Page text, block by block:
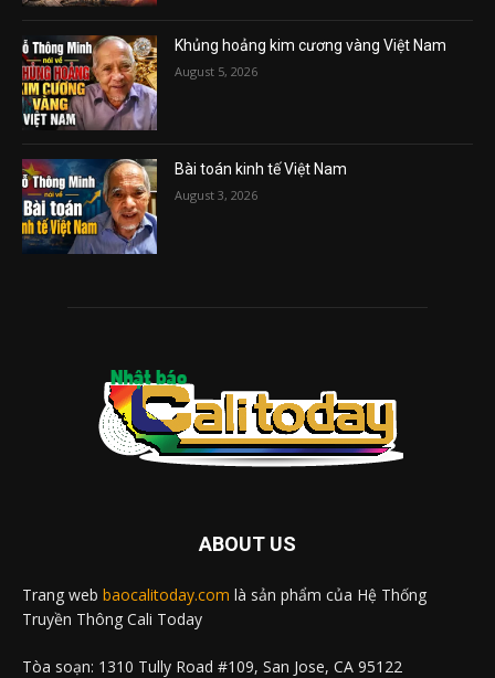
Khủng hoảng kim cương vàng Việt Nam
August 5, 2026
Bài toán kinh tế Việt Nam
August 3, 2026
ABOUT US
Trang web baocalitoday.com là sản phẩm của Hệ Thống
Truyền Thông Cali Today
Tòa soạn: 1310 Tully Road #109, San Jose, CA 95122